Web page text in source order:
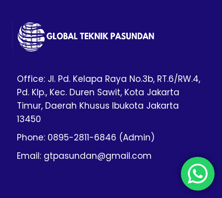
Office: Jl. Pd. Kelapa Raya No.3b, RT.6/RW.4,
Pd. Klp., Kec. Duren Sawit, Kota Jakarta
Timur, Daerah Khusus Ibukota Jakarta
13450
Phone: 0895-2811-6846 (Admin)
Email: gtpasundan@gmail.com